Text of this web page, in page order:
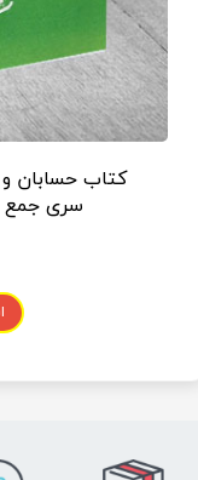
کتاب حسابان و
سری جمع